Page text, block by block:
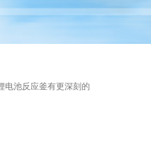
电池反应釜有更深刻的